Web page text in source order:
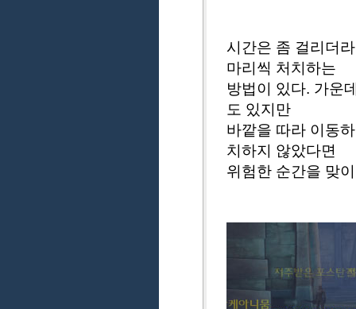
시간은 좀 걸리더
마리씩 처치하는
방법이 있다. 가운
도 있지만
바깥을 따라 이동
치하지 않았다면
위험한 순간을 맞